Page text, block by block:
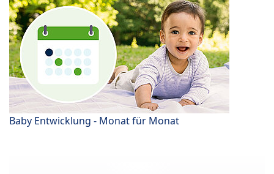
Baby Entwicklung - Monat für Monat